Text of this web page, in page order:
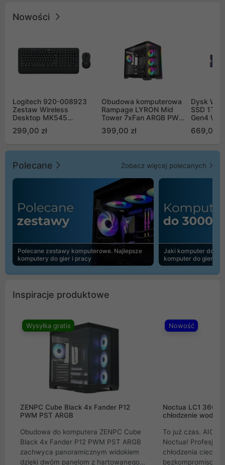
Nowości
Logitech 920-008923
Zestaw Wireless
Desktop MK545
299,00 zł
Obudowa komputerowa
Rampage LYRON Mid
Tower 7xFan ARGB PWM
399,00 zł
Dysk WD
SSD 1TB
Gen4
669,00
Polecane Zobacz więcej polecanych
Polecane zestawy komputerowe. Najlepsze
komputery do gier i pracy
Jaki komputer do
komputer do gier |
Inspiracje produktowe
Wysyłka gratis
ZENPC Cube Black 4x Fander P12
PWM PST ARGB
Obudowa do komputera ZENPC Cube
Black 4x Fander P12 PWM PST ARGB
zachwyca panoramicznym widokiem
dzięki dwóm panelom z hartowanego
Nowość
Noctua LC1
chłodzenie wodne
To już czas. AIO
Noctua!
chłodzenia cieczą